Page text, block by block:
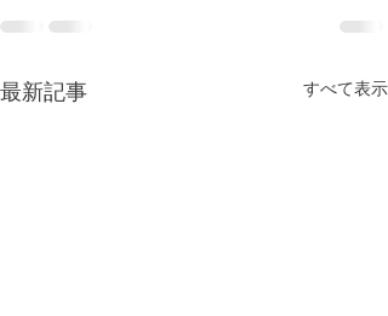
最新記事 すべて表示